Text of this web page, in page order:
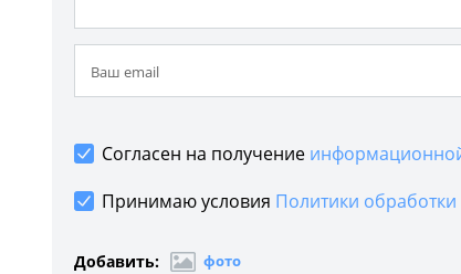
Согласен на получение
Принимаю условия Политики
Добавить: фото